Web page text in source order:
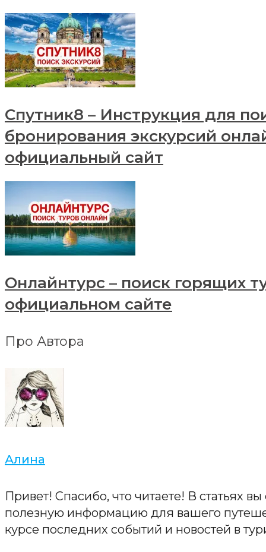
Спутник8 – Инструкция для
бронирования экскурсий
официальный сайт
Онлайнтурс – поиск горящих
официальном сайте
Про Автора
Алина
Привет! Спасибо, что читаете! В статьях
полезную информацию для вашего
курсе последних событий и новостей в